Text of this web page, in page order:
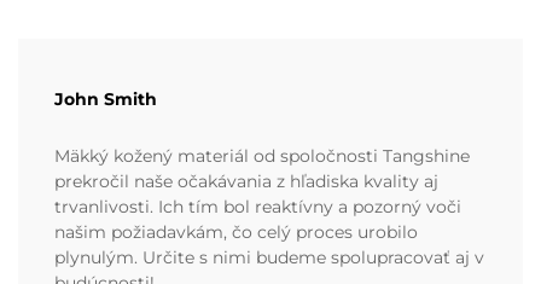
John Smith
Mäkký kožený materiál od spoločnosti Tangshine
prekročil naše očakávania z hľadiska kvality aj
trvanlivosti. Ich tím bol reaktívny a pozorný voči
našim požiadavkám, čo celý proces urobilo
plynulým. Určite s nimi budeme spolupracovať aj v